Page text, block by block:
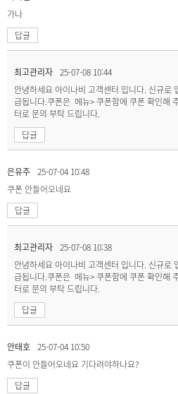
가나
답글
최고관리자 25-07-08 10:44
안녕하세요 아이나비 고객센터 입니다. 신규로
급됩니다.쿠폰은 메뉴> 쿠폰함에 쿠폰 확인해
터로 문의 부탁 드립니다.
답글
은유주 25-07-04 10:48
쿠폰 안들어오네요
답글
최고관리자 25-07-08 10:38
안녕하세요 아이나비 고객센터 입니다. 신규로
급됩니다.쿠폰은 메뉴> 쿠폰함에 쿠폰 확인해
터로 문의 부탁 드립니다.
답글
안태호 25-07-04 10:50
쿠폰이 안들어오네요 기다려야하나요?
답글